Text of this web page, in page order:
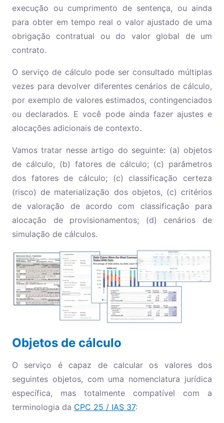
execução ou cumprimento de sentença, ou ainda
para obter em tempo real o valor ajustado de uma
obrigação contratual ou do valor global de um
contrato.
O serviço de cálculo pode ser consultado múltiplas
vezes para devolver diferentes cenários de cálculo,
por exemplo de valores estimados, contingenciados
ou declarados. E você pode ainda fazer ajustes e
alocações adicionais de contexto.
Vamos tratar nesse artigo do seguinte: (a) objetos
de cálculo, (b) fatores de cálculo; (c) parâmetros
dos fatores de cálculo; (c) classificação certeza
(risco) de materialização dos objetos, (c) critérios
de valoração de acordo com classificação para
alocação de provisionamentos; (d) cenários de
simulação de cálculos.
Objetos de cálculo
O serviço é capaz de calcular os valores dos
seguintes objetos, com uma nomenclatura jurídica
específica, mas totalmente compatível com a
terminologia da CPC 25 / IAS 37: